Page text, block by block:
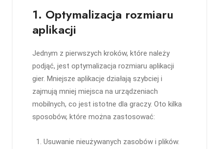
1. Optymalizacja rozmiaru
aplikacji
Jednym z pierwszych kroków, które należy
podjąć, jest optymalizacja rozmiaru aplikacji
gier. Mniejsze aplikacje działają szybciej i
zajmują mniej miejsca na urządzeniach
mobilnych, co jest istotne dla graczy. Oto kilka
sposobów, które można zastosować:
Usuwanie nieużywanych zasobów i plików.